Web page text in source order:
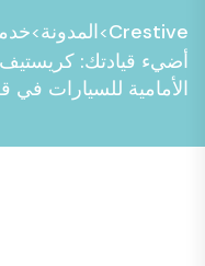
Crestive
>المدونة>
أضيء قيادتك:
الأمامية للسيارات في